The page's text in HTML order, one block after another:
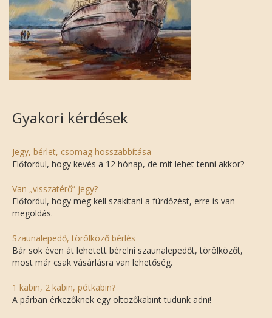
Gyakori kérdések
Jegy, bérlet, csomag hosszabbítása
Előfordul, hogy kevés a 12 hónap, de mit lehet tenni akkor?
Van „visszatérő” jegy?
Előfordul, hogy meg kell szakítani a fürdőzést, erre is van
megoldás.
Szaunalepedő, törölköző bérlés
Bár sok éven át lehetett bérelni szaunalepedőt, törölközőt,
most már csak vásárlásra van lehetőség.
1 kabin, 2 kabin, pótkabin?
A párban érkezőknek egy öltözőkabint tudunk adni!